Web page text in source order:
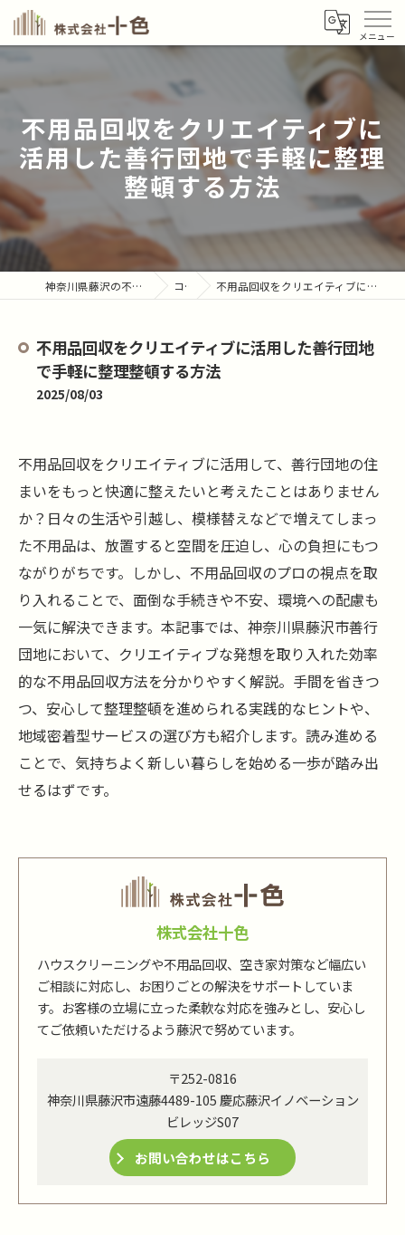
不用品回収をクリエイティブに
活用した善行団地で手軽に整理
整頓する方法
神奈川県藤沢の不用品回収なら株式会社十色 コラム 不用品回収をクリエイティブに活用した善行団地で手軽に整理整頓する方法
不用品回収をクリエイティブに活用した善行団地
で手軽に整理整頓する方法
2025/08/03
不用品回収をクリエイティブに活用して、善行団地の住
まいをもっと快適に整えたいと考えたことはありません
か？日々の生活や引越し、模様替えなどで増えてしまっ
た不用品は、放置すると空間を圧迫し、心の負担にもつ
ながりがちです。しかし、不用品回収のプロの視点を取
り入れることで、面倒な手続きや不安、環境への配慮も
一気に解決できます。本記事では、神奈川県藤沢市善行
団地において、クリエイティブな発想を取り入れた効率
的な不用品回収方法を分かりやすく解説。手間を省きつ
つ、安心して整理整頓を進められる実践的なヒントや、
地域密着型サービスの選び方も紹介します。読み進める
ことで、気持ちよく新しい暮らしを始める一歩が踏み出
せるはずです。
株式会社十色
ハウスクリーニングや不用品回収、空き家対策など幅広い
ご相談に対応し、お困りごとの解決をサポートしていま
す。お客様の立場に立った柔軟な対応を強みとし、安心し
てご依頼いただけるよう藤沢で努めています。
〒252-0816
神奈川県藤沢市遠藤4489-105 慶応藤沢イノベーション
ビレッジS07
お問い合わせはこちら